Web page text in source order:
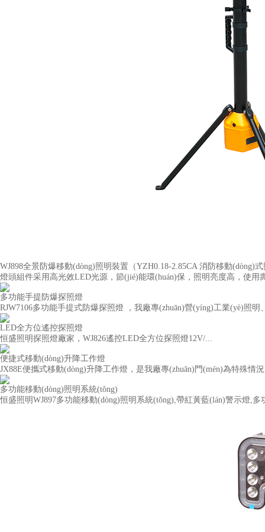
WJ898全景防爆移動(dòng)照明裝置（YZH0.18-2.85CA 消防移動(dòng)
燈頭組件采用高光效LED光源，節(jié)能環(huán)保，照明亮度高，使用
多功能手提防爆探照燈
RJW7106多功能手提式防爆探照燈 ，我廠專(zhuān)營(yíng)工業(yè)照明
LED全方位遙控探照燈
恒盛照明探照燈廠家，WJ826遙控LED全方位探照燈12V/...
便捷式移動(dòng)升降工作燈
JX88E便攜式移動(dòng)升降工作燈，是我廠專(zhuān)門(mén)為特殊情
多功能移動(dòng)照明系統(tǒng)
恒盛照明WJ897多功能移動(dòng)照明系統(tǒng),帶紅黃藍(lán)警示燈,多